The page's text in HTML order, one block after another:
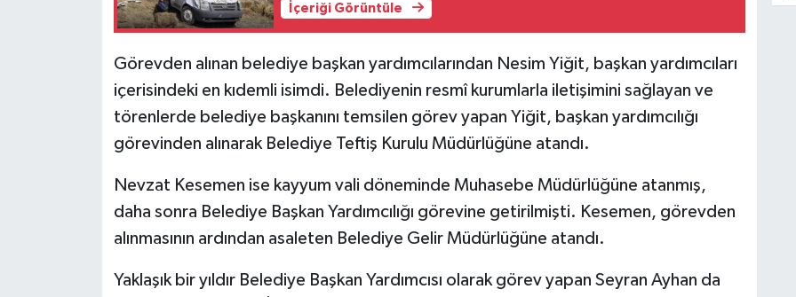
İçeriği Görüntüle
Görevden alınan belediye başkan yardımcılarından Nesim Yiğit, başkan yardımcıları
içerisindeki en kıdemli isimdi. Belediyenin resmî kurumlarla iletişimini sağlayan ve
törenlerde belediye başkanını temsilen görev yapan Yiğit, başkan yardımcılığı
görevinden alınarak Belediye Teftiş Kurulu Müdürlüğüne atandı.
Nevzat Kesemen ise kayyum vali döneminde Muhasebe Müdürlüğüne atanmış,
daha sonra Belediye Başkan Yardımcılığı görevine getirilmişti. Kesemen, görevden
alınmasının ardından asaleten Belediye Gelir Müdürlüğüne atandı.
Yaklaşık bir yıldır Belediye Başkan Yardımcısı olarak görev yapan Seyran Ayhan da